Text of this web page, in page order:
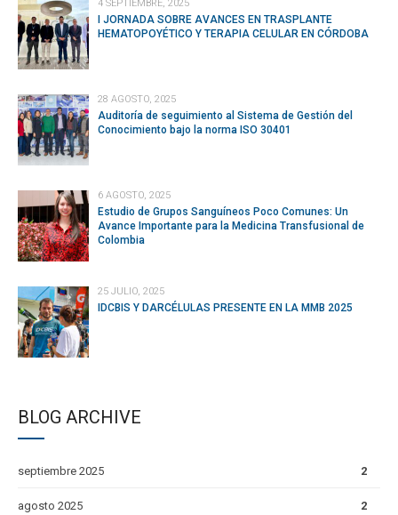
4 SEPTIEMBRE, 2025
I JORNADA SOBRE AVANCES EN TRASPLANTE
HEMATOPOYÉTICO Y TERAPIA CELULAR EN CÓRDOBA
28 AGOSTO, 2025
Auditoría de seguimiento al Sistema de Gestión del
Conocimiento bajo la norma ISO 30401
6 AGOSTO, 2025
Estudio de Grupos Sanguíneos Poco Comunes: Un
Avance Importante para la Medicina Transfusional de
Colombia
25 JULIO, 2025
IDCBIS Y DARCÉLULAS PRESENTE EN LA MMB 2025
BLOG ARCHIVE
septiembre 2025 2
agosto 2025 2